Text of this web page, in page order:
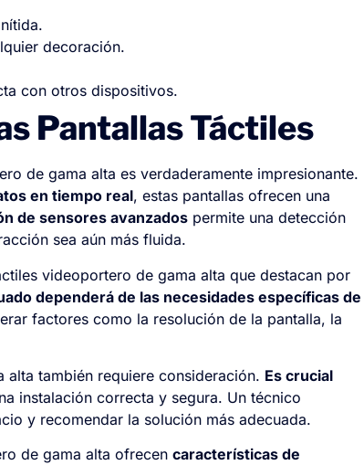
decoración.
con otros dispositivos.
Pantallas Táctiles
de gama alta es verdaderamente impresionante.
en tiempo real, estas pantallas ofrecen una
de sensores avanzados permite una detección
sea aún más fluida.
videoportero de gama alta que destacan por
dependerá de las necesidades específicas de
factores como la resolución de la pantalla, la
también requiere consideración. Es crucial
instalación correcta y segura. Un técnico
y recomendar la solución más adecuada.
de gama alta ofrecen características de